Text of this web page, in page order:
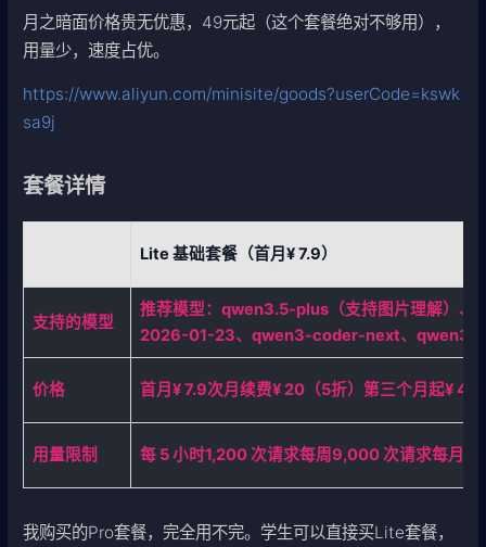
月之暗面价格贵无优惠，49元起（这个套餐绝对不够用），
用量少，速度占优。
https://www.aliyun.com/minisite/goods?userCode=kswk
sa9j
套餐详情
Lite 基础套餐（首月¥ 7.9）
支持的模型
推荐模型：qwen3.5-plus（支持图片理解）
2026-01-23、qwen3-coder-next、qwen3-
价格 首月¥ 7.9次月续费¥ 20（5折）第三个月起¥
用量限制 每 5 小时1,200 次请求每周9,000 次请求每月
我购买的Pro套餐，完全用不完。学生可以直接买Lite套餐，